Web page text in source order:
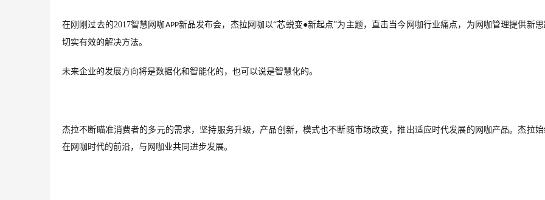
在刚刚过去的2017智慧网咖 APP新品发布会，杰拉网咖以“芯蜕变●新起点”为主题，直击当今网咖行业痛点，为网咖管理提供新
切实有效的解决方法。
未来企业的发展方向将是数据化和智能化的，也可以说是智慧化的。
杰拉不断瞄准消费者的多元的需求，坚持服务升级，产品创新，模式也不断随市场改变，推出适应时代发展的网咖产品。杰拉
在网咖时代的前沿，与网咖业共同进步发展。